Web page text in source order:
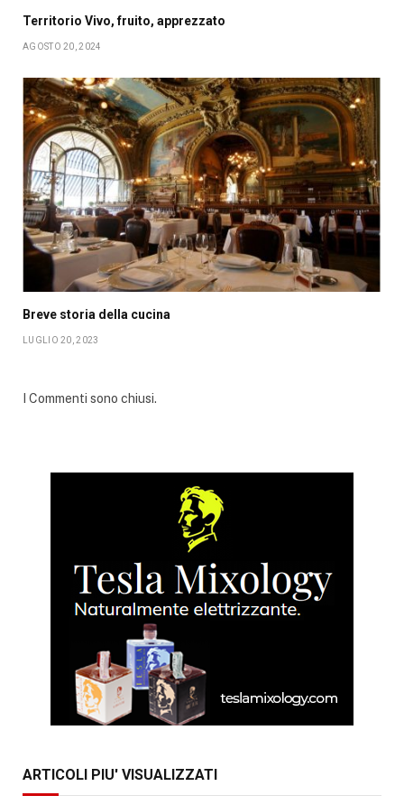
Territorio Vivo, fruito, apprezzato
AGOSTO 20, 2024
Breve storia della cucina
LUGLIO 20, 2023
I Commenti sono chiusi.
ARTICOLI PIU' VISUALIZZATI